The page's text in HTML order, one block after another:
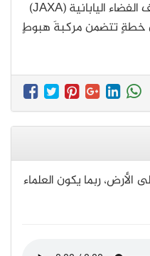
وقال مسؤول من وكالة استكشاف الفضاء اليابانية (JAXA)
خطةٍ تتضمن مركبةَ هبوطٍ
الأرض، ربما يكون العلماء